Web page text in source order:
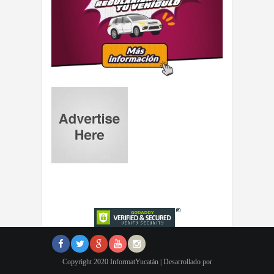
Copyright 2020 InformatYucatán | Desarrollado por